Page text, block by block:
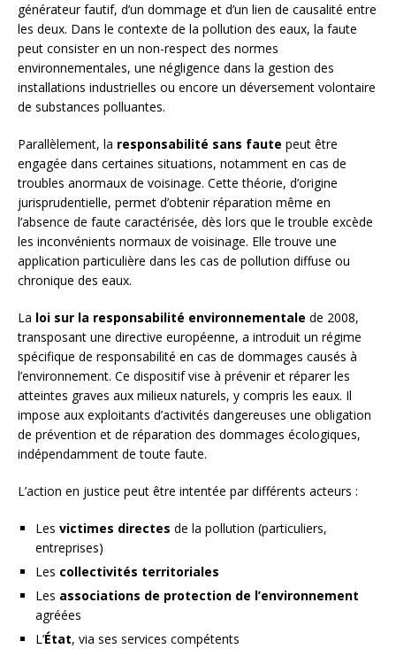
générateur fautif, d’un dommage et d’un lien de causalité entre
les deux. Dans le contexte de la pollution des eaux, la faute
peut consister en un non-respect des normes
environnementales, une négligence dans la gestion des
installations industrielles ou encore un déversement volontaire
de substances polluantes.
Parallèlement, la responsabilité sans faute peut être
engagée dans certaines situations, notamment en cas de
troubles anormaux de voisinage. Cette théorie, d’origine
jurisprudentielle, permet d’obtenir réparation même en
l’absence de faute caractérisée, dès lors que le trouble excède
les inconvénients normaux de voisinage. Elle trouve une
application particulière dans les cas de pollution diffuse ou
chronique des eaux.
La loi sur la responsabilité environnementale de 2008,
transposant une directive européenne, a introduit un régime
spécifique de responsabilité en cas de dommages causés à
l’environnement. Ce dispositif vise à prévenir et réparer les
atteintes graves aux milieux naturels, y compris les eaux. Il
impose aux exploitants d’activités dangereuses une obligation
de prévention et de réparation des dommages écologiques,
indépendamment de toute faute.
L’action en justice peut être intentée par différents acteurs :
Les victimes directes de la pollution (particuliers,
entreprises)
Les collectivités territoriales
Les associations de protection de l’environnement
agréées
L’État, via ses services compétents